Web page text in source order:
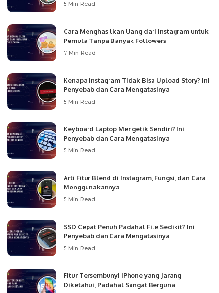
5 Min Read
Cara Menghasilkan Uang dari Instagram untuk
Pemula Tanpa Banyak Followers
7 Min Read
Kenapa Instagram Tidak Bisa Upload Story? Ini
Penyebab dan Cara Mengatasinya
5 Min Read
Keyboard Laptop Mengetik Sendiri? Ini
Penyebab dan Cara Mengatasinya
5 Min Read
Arti Fitur Blend di Instagram, Fungsi, dan Cara
Menggunakannya
5 Min Read
SSD Cepat Penuh Padahal File Sedikit? Ini
Penyebab dan Cara Mengatasinya
5 Min Read
Fitur Tersembunyi iPhone yang Jarang
Diketahui, Padahal Sangat Berguna